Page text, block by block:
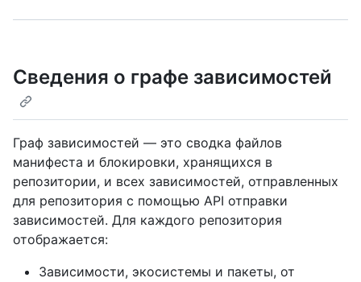
Сведения о графе зависимостей
Граф зависимостей — это сводка файлов
манифеста и блокировки, хранящихся в
репозитории, и всех зависимостей, отправленных
для репозитория с помощью API отправки
зависимостей. Для каждого репозитория
отображается:
Зависимости, экосистемы и пакеты, от